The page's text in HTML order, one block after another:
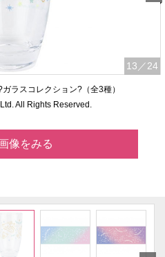
13 ／24
ラスコレクション?（全3種）
All Rights Reserved.
像をみる